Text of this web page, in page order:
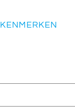
KENMERKEN